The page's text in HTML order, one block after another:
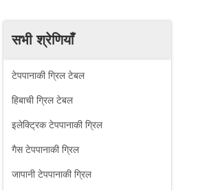
सभी श्रेणियाँ
टेपपानाकी ग्रिल टेबल
हिबाची ग्रिल टेबल
इलेक्ट्रिक टेपपानाकी ग्रिल
गैस टेपपानाकी ग्रिल
जापानी टेपपानाकी ग्रिल